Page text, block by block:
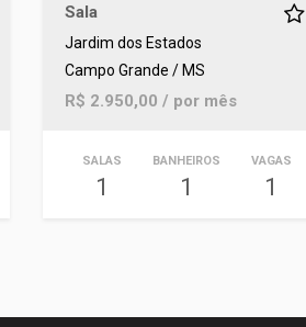
Sala
Jardim dos Estados
Campo Grande / MS
R$ 2.950,00 / por mês
SALAS
1
BANHEIROS
1
VAGAS
1